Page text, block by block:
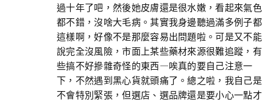
過十年了吧，然後她皮膚還是很水嫩，看起來氣色
都不錯，沒啥大毛病。其實我身邊聽過滿多例子都
這樣啊，好像不是那麼容易出問題啦。可是又不能
說完全沒風險，市面上某些藥材來源很難追蹤，有
些搞不好摻雜奇怪的東西—唉真的要自己注意一
下，不然遇到黑心貨就頭痛了。總之啦，我自己是
不會特別緊張，但選店、選品牌還是要小心一點才